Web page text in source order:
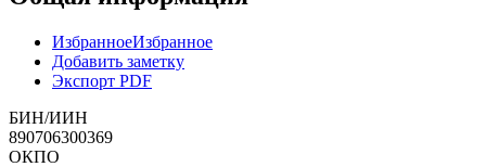
ИзбранноеИзбранное
Добавить заметку
Экспорт PDF
БИН/ИИН
890706300369
ОКПО